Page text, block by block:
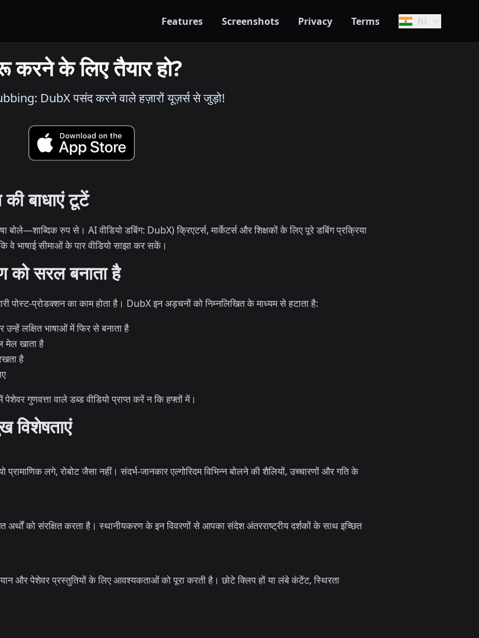
Features Screenshots Privacy Terms hi
करने के लिए तैयार हो?
DubX पसंद करने वाले हज़ारों यूज़र्स से जुड़ो!
बाधाएं टूटें
रुप से। AI वीडियो डबिंग: DubX) क्रिएटर्स, मार्केटर्स और शिक्षकों के लिए पूरे डबिंग प्रक्रिया
भाषाई सीमाओं के पार वीडियो साझा कर सकें।
को सरल बनाता है
पोस्ट-प्रोडक्शन का काम होता है। DubX इन अड़चनों को निम्नलिखित के माध्यम से हटाता है:
लक्षित भाषाओं में फिर से बनाता है
खाता है
है
गुणवत्ता वाले डब्ड वीडियो प्राप्त करें न कि हफ्तों में।
विशेषताएं
लगे, रोबोट जैसा नहीं। संदर्भ-जानकार एल्गोरिदम विभिन्न बोलने की शैलियों, उच्चारणों और गति के
को संरक्षित करता है। स्थानीयकरण के इन विवरणों से आपका संदेश अंतरराष्ट्रीय दर्शकों के साथ इच्छित
और पेशेवर प्रस्तुतियों के लिए आवश्यकताओं को पूरा करती है। छोटे क्लिप हों या लंबे कंटेंट, स्थिरता